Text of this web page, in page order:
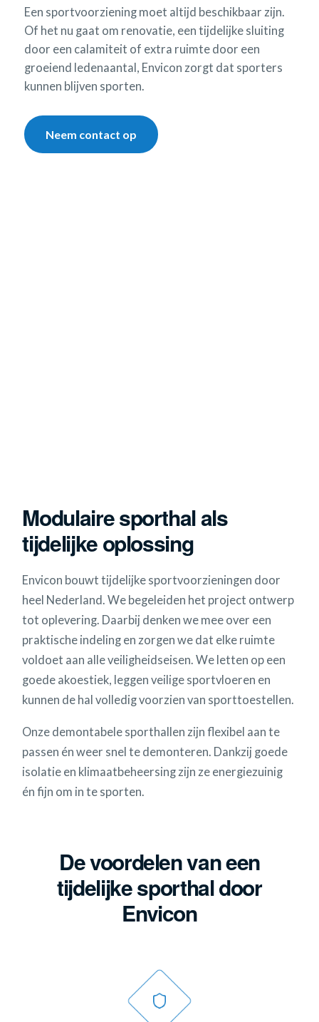
Een sportvoorziening moet altijd beschikbaar zijn.
Of het nu gaat om renovatie, een tijdelijke sluiting
door een calamiteit of extra ruimte door een
groeiend ledenaantal, Envicon zorgt dat sporters
kunnen blijven sporten.
Neem contact op
Modulaire sporthal als
tijdelijke oplossing
Envicon bouwt tijdelijke sportvoorzieningen door
heel Nederland. We begeleiden het project ontwerp
tot oplevering. Daarbij denken we mee over een
praktische indeling en zorgen we dat elke ruimte
voldoet aan alle veiligheidseisen. We letten op een
goede akoestiek, leggen veilige sportvloeren en
kunnen de hal volledig voorzien van sporttoestellen.
Onze demontabele sporthallen zijn flexibel aan te
passen én weer snel te demonteren. Dankzij goede
isolatie en klimaatbeheersing zijn ze energiezuinig
én fijn om in te sporten.
De voordelen van een
tijdelijke sporthal door
Envicon